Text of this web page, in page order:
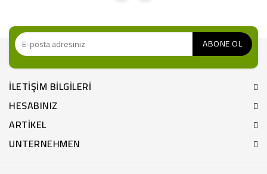
ILETIŞIM BILGILERI
HESABINIZ
ARTIKEL
UNTERNEHMEN